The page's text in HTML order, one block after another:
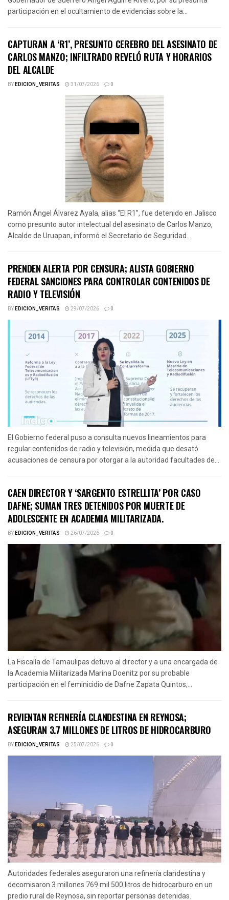
participación en el ocultamiento de evidencias sobre la...
CAPTURAN A ‘R1’, PRESUNTO CEREBRO DEL ASESINATO DE
CARLOS MANZO; INFILTRADO REVELÓ RUTA Y HORARIOS
DEL ALCALDE
BYEDICION_VERITAS 31/07/2026 0
Ramón Ángel Álvarez Ayala, alias “El R1”, fue detenido en Jalisco
como presunto autor intelectual del asesinato de Carlos Manzo,
Alcalde de Uruapan, informó el Secretario de Seguridad...
PRENDEN ALERTA POR CENSURA; ALISTA GOBIERNO
FEDERAL SANCIONES PARA CONTROLAR CONTENIDOS DE
RADIO Y TELEVISIÓN
BYEDICION_VERITAS 29/07/2026 0
El Gobierno federal puso a consulta nuevos lineamientos para
regular contenidos de radio y televisión, medida que desató
acusaciones de censura por otorgar a la autoridad facultades de...
CAEN DIRECTOR Y ‘SARGENTO ESTRELLITA’ POR CASO
DAFNE; SUMAN TRES DETENIDOS POR MUERTE DE
ADOLESCENTE EN ACADEMIA MILITARIZADA.
BYEDICION_VERITAS 26/07/2026 0
La Fiscalía de Tamaulipas detuvo al director y a una encargada de
la Academia Militarizada Marina Doenitz por su probable
participación en el feminicidio de Dafne Zapata Quintos,...
REVIENTAN REFINERÍA CLANDESTINA EN REYNOSA;
ASEGURAN 3.7 MILLONES DE LITROS DE HIDROCARBURO
BYEDICION_VERITAS 25/07/2026 0
Autoridades federales aseguraron una refinería clandestina y
decomisaron 3 millones 769 mil 500 litros de hidrocarburo en un
predio rural de Reynosa, sin reportar personas detenidas.